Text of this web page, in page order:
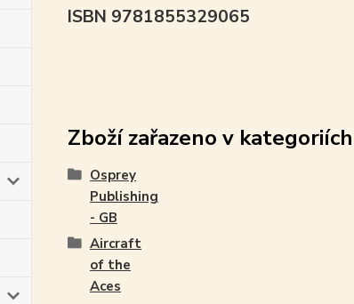
ISBN 9781855329065
Zboží zařazeno v
Osprey
Publishing
- GB
Aircraft
of the
Aces